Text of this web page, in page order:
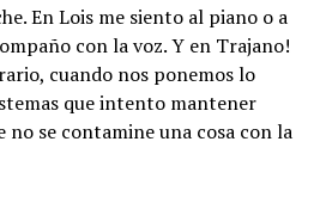
En Lois me siento al piano o a
con la voz. Y en Trajano!
cuando nos ponemos lo
que intento mantener
no se contamine una cosa con la